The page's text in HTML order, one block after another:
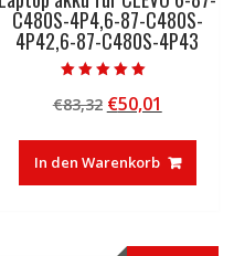
C480S-4P4,6-87-C480S-
4P42,6-87-C480S-4P43
5.00
von 5
€83,32 Ursprünglicher
war:
€83,32
€50,01
ist:
€50,01.
In den Warenkorb